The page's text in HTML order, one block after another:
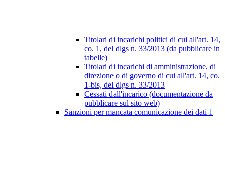
Titolari di incarichi politici di cui all'art. 14,
co. 1, del dlgs n. 33/2013 (da pubblicare in
tabelle)
Titolari di incarichi di amministrazione, di
direzione o di governo di cui all'art. 14, co.
1-bis, del dlgs n. 33/2013
Cessati dall'incarico (documentazione da
pubblicare sul sito web)
Sanzioni per mancata comunicazione dei dati 1